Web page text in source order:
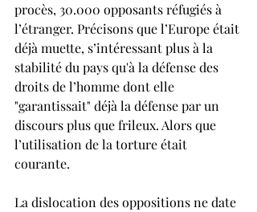
procès, 30.000 opposants réfugiés à
l’étranger. Précisons que l’Europe était
déjà muette, s’intéressant plus à la
stabilité du pays qu'à la défense des
droits de l’homme dont elle
"garantissait" déjà la défense par un
discours plus que frileux. Alors que
l’utilisation de la torture était
courante.
La dislocation des oppositions ne date